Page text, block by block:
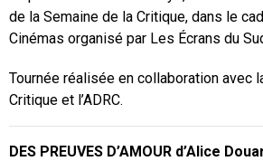
de la Semaine de la Critique, dans le
Cinémas organisé par Les Écrans du
Tournée réalisée en collaboration avec
Critique et l’ADRC.
DES PREUVES D’AMOUR d’Alice